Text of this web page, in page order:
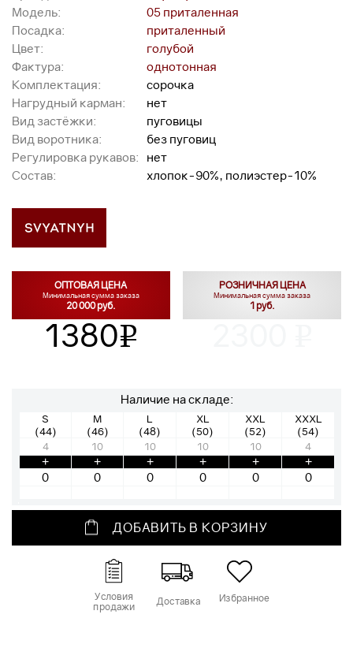
Модель:
05 приталенная
Посадка:
приталенный
Цвет:
голубой
Фактура:
однотонная
Комплектация:
сорочка
Нагрудный карман:
нет
Вид застёжки:
пуговицы
Вид воротника:
без пуговиц
Регулировка рукавов:
нет
Состав:
хлопок-90%, полиэстер-10%
ОПТОВАЯ ЦЕНА
Минимальная сумма заказа
20 000 руб.
1380v
РОЗНИЧНАЯ ЦЕНА
Минимальная сумма заказа
1 руб.
Наличие на складе:
S
(44)
M
(46)
L
(48)
XL
(50)
XXL
(52)
XXXL
(54)
4
+
10
+
10
+
10
+
10
+
4
+
ДОБАВИТЬ В КОРЗИНУ
Условия
продажи Доставка Избранное